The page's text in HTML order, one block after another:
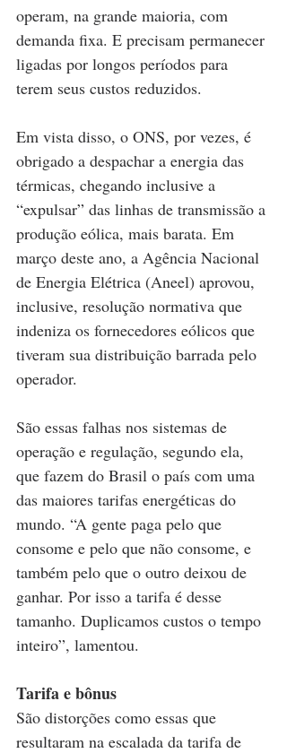
operam, na grande maioria, com
demanda fixa. E precisam permanecer
ligadas por longos períodos para
terem seus custos reduzidos.
Em vista disso, o ONS, por vezes, é
obrigado a despachar a energia das
térmicas, chegando inclusive a
“expulsar” das linhas de transmissão a
produção eólica, mais barata. Em
março deste ano, a Agência Nacional
de Energia Elétrica (Aneel) aprovou,
inclusive, resolução normativa que
indeniza os fornecedores eólicos que
tiveram sua distribuição barrada pelo
operador.
São essas falhas nos sistemas de
operação e regulação, segundo ela,
que fazem do Brasil o país com uma
das maiores tarifas energéticas do
mundo. “A gente paga pelo que
consome e pelo que não consome, e
também pelo que o outro deixou de
ganhar. Por isso a tarifa é desse
tamanho. Duplicamos custos o tempo
inteiro”, lamentou.
Tarifa e bônus
São distorções como essas que
resultaram na escalada da tarifa de